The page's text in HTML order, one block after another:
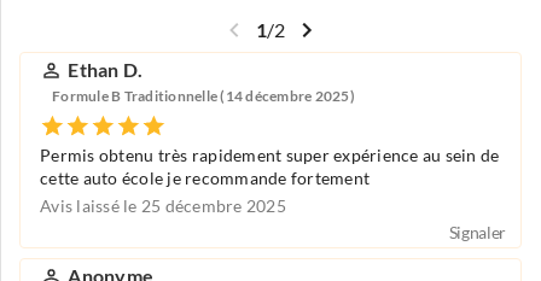
1/2
Ethan D.
Formule B Traditionnelle (14 décembre 2025)
Permis obtenu très rapidement super expérience au sein de
cette auto école je recommande fortement
Avis laissé le 25 décembre 2025
Signaler
Anonyme